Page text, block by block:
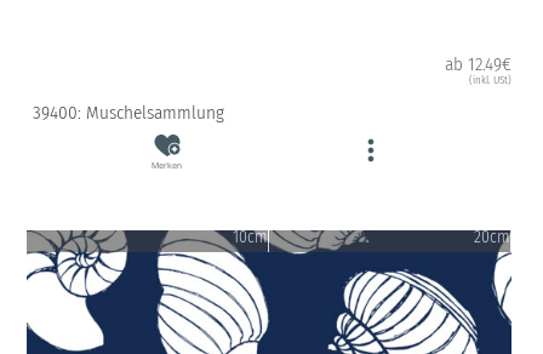
ab 12.49€
(inkl. USt)
39400: Muschelsammlung
Merken
10cm 20cm